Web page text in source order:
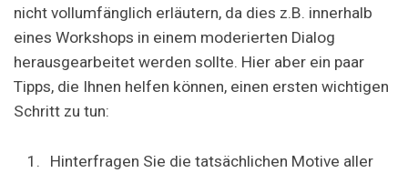
nicht vollumfänglich erläutern, da dies z.B. innerhalb
eines Workshops in einem moderierten Dialog
herausgearbeitet werden sollte. Hier aber ein paar
Tipps, die Ihnen helfen können, einen ersten wichtigen
Schritt zu tun:
Hinterfragen Sie die tatsächlichen Motive aller